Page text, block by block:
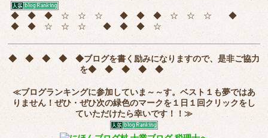
◆ ◆ ◆ ☆ ☆ ☆ ◆ ◆ ◆ ☆ ☆ ☆ ◆
◆ ◆ ☆ ☆ ☆ ◆ ◆ ◆ ☆
◆ ◆ ◆ ◆ ◆ブログを書く励みになりますので、是非ご協力
を◆ ◆ ◆ ◆ ◆
≪ブログランキングに参加していま～～す。ベスト１も夢ではあ
りません！ぜひ・ぜひ次の緑色のマークを１日１回クリックをし
ていただけたら幸いです！！≫